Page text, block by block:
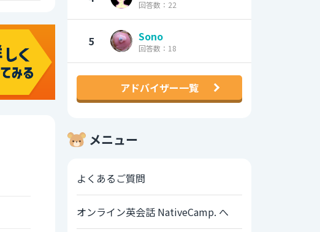
回答数：22
5 Sono
回答数：18
アドバイザー一覧
メニュー
よくあるご質問
オンライン英会話 NativeCamp. へ